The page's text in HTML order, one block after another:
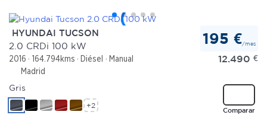
HYUNDAI TUCSON
2.0 CRDi 100 kW
2016 164.794kms Diésel
Manual
Madrid
195 €/mes
12.490 €
Comparar
Gris
+2